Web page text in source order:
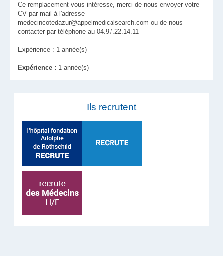
Ce remplacement vous intéresse, merci de nous envoyer votre
CV par mail à l'adresse
medecincotedazur@appelmedicalsearch.com ou de nous
contacter par téléphone au 04.97.22.14.11
Expérience : 1 année(s)
Expérience : 1 année(s)
Ils recrutent